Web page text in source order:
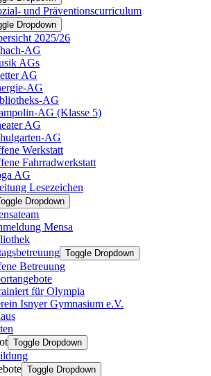
und Präventionscurriculum
Dropdown
2025/26
AG
AGs
AG
AG
AG
AG (Klasse 5)
AG
AG
Werkstatt
Fahrradwerkstatt
AG
Lesezeichen
Dropdown
Mensa
Toggle Dropdown
Betreuung
für Olympia
Isnyer Gymnasium e.V.
Toggle Dropdown
Toggle Dropdown